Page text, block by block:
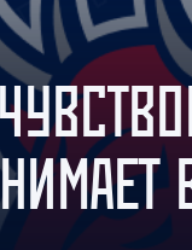
Амур
Барыс
Салават Юлаев
Сибирь